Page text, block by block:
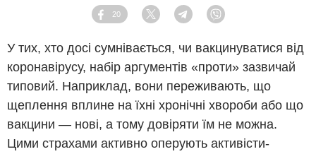
Facebook
20
Twitter TelegramViber
У тих, хто досі сумнівається, чи вакцинуватися від
коронавірусу, набір аргументів «проти» зазвичай
типовий. Наприклад, вони переживають, що
щеплення вплине на їхні хронічні хвороби або що
вакцини ― нові, а тому довіряти їм не можна.
Цими страхами активно оперують активісти-